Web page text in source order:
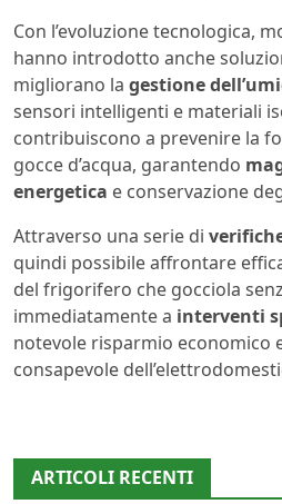
Con l’evoluzione tecnologica,
hanno introdotto anche
migliorano la gestione
sensori intelligenti e materiali
contribuiscono a prevenire la
gocce d’acqua, garantendo
energetica e conservazione
Attraverso una serie di
quindi possibile affrontare
del frigorifero che gocciola
immediatamente a interventi
notevole risparmio economico
consapevole
ARTICOLI RECENTI